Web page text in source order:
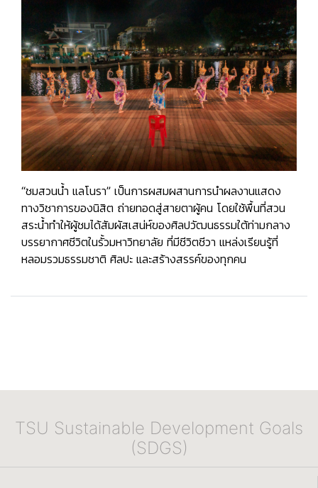
“ชมสวนน้ำ แลโนรา” เป็นการผสมผสานการนำผลงานแสดง
ทางวิชาการของนิสิต ถ่ายทอดสู่สายตาผู้คน โดยใช้พื้นที่สวน
สระน้ำทำให้ผู้ชมได้สัมผัสเสน่ห์ของศิลปวัฒนธรรมใต้ท่ามกลาง
บรรยากาศชีวิตในรั้วมหาวิทยาลัย ที่มีชีวิตชีวา แหล่งเรียนรู้ที่
หลอมรวมธรรมชาติ ศิลปะ และสร้างสรรค์ของทุกคน
TSU Sustainable Development Goals
(SDGS)